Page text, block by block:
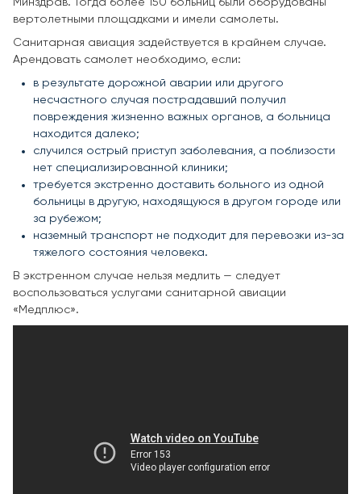
вертолетными площадками и имели самолеты.
Санитарная авиация задействуется в крайнем случае.
Арендовать самолет необходимо, если:
в результате дорожной аварии или другого
несчастного случая пострадавший получил
повреждения жизненно важных органов, а больница
находится далеко;
случился острый приступ заболевания, а поблизости
нет специализированной клиники;
требуется экстренно доставить больного из одной
больницы в другую, находящуюся в другом городе или
за рубежом;
наземный транспорт не подходит для перевозки из-за
тяжелого состояния человека.
В экстренном случае нельзя медлить — следует
воспользоваться услугами санитарной авиации
«Медплюс».